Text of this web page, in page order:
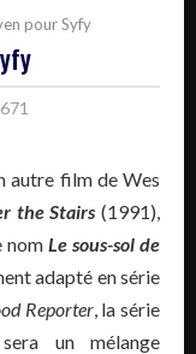
pour Syfy
autre film de Wes
the Stairs (1991),
nomLe sous-sol de
adapté en série
Reporter, la série
un mélange